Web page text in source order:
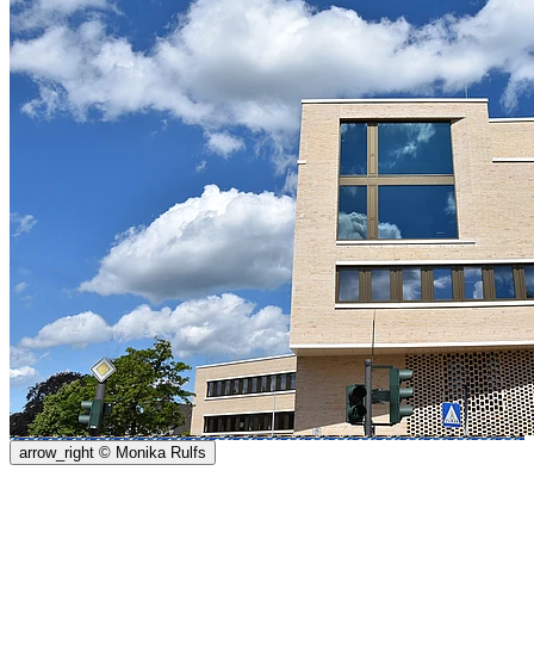
arrow_right © Monika Rulfs